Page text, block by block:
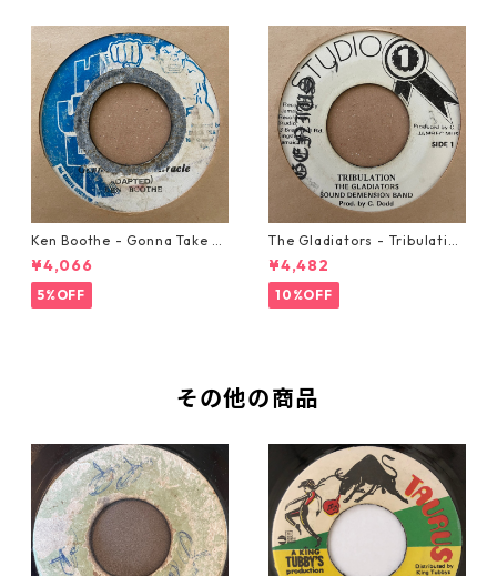
Ken Boothe - Gonna Take A
Miracle【7-21362】
¥4,066
5%OFF
The Gladiators - Tribulation
【7-21365】
¥4,482
10%OFF
その他の商品